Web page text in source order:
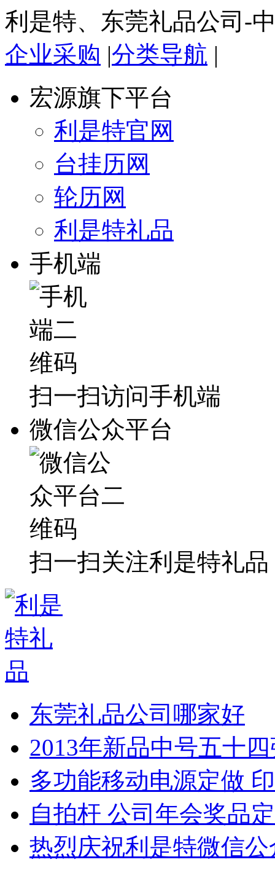
利是特、东莞礼品公司-
企业采购 |分类导航 |
宏源旗下平台
利是特官网
台挂历网
轮历网
利是特礼品
手机端
扫一扫访问手机端
微信公众平台
扫一扫关注利是特礼品
东莞礼品公司哪家好
2013年新品中号五十
多功能移动电源定做
自拍杆 公司年会奖品
热烈庆祝利是特微信